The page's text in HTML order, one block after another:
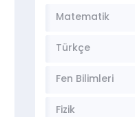
Matematik
Türkçe
Fen Bilimleri
Fizik